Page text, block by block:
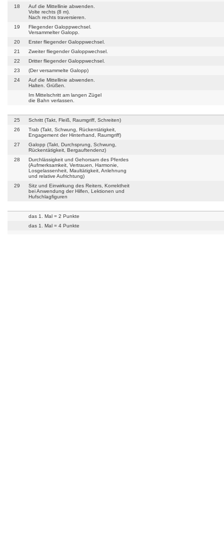
18
Auf die Mittellinie abwenden.
Volte rechts (8 m).
Nach rechts traversieren.
19
Fliegender Galoppwechsel.
Versammelter Galopp.
20
Erster fliegender Galoppwechsel.
21
Zweiter fliegender Galoppwechsel.
22
Dritter fliegender Galoppwechsel.
23
(Der versammelte Galopp)
24
Auf die Mittellinie abwenden.
Halten. Grüßen.
Im Mittelschritt am langen Zügel
die Bahn verlassen.
25
Schritt (Takt, Fleiß, Raumgriff, Schreiten)
26
Trab (Takt, Schwung, Rückentätigkeit,
Engagement der Hinterhand, Raumgriff)
27
Galopp (Takt, Durchsprung, Schwung,
Rückentätigkeit, Bergauftendenz)
28
Durchlässigkeit und Gehorsam des Pferdes
(Aufmerksamkeit, Vertrauen, Harmonie,
Losgelassenheit, Maultätigkeit, Anlehnung
und relative Aufrichtung)
29
Sitz und Einwirkung des Reiters, Korrektheit
bei Anwendung der Hilfen, Lektionen und
Hufschlagfiguren
das 1. Mal = 2 Punkte
das 1. Mal = 4 Punkte